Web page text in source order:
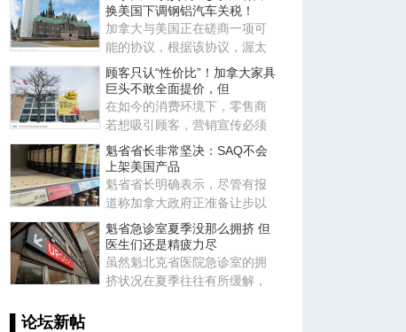
换美国下调钢铝汽车关税！
加拿大与美国正在磋商一项可
能的协议，根据该协议，渥太
华将同意满足特朗普政府提出
的
顾客只认“性价比”！加拿大家具
巨头不敢全面提价，但
在如今的消费环境下，零售商
若想吸引顾客，营销宣传必须
突出“物有所值”。在这种情况
魁省省长非常坚决：SAQ不会
上架美国产品
魁省省长明确表示，尽管有报
道称加拿大政府正准备让步以
满足美国部分诉求（包括取消
针
魁省急诊室夏季没那么拥挤 但
医生们还是精疲力尽
虽然魁北克省医院急诊室的拥
挤状况在夏季往往有所缓解，
▌论坛新帖